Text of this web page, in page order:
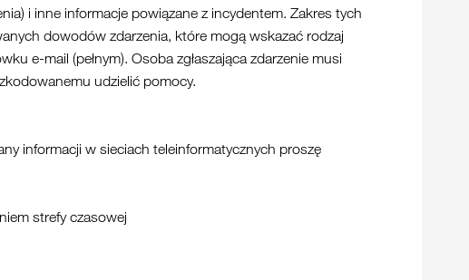
i inne informacje powiązane z incydentem. Zakres tych
dowodów zdarzenia, które mogą wskazać rodzaj
e-mail (pełnym). Osoba zgłaszająca zdarzenie musi
udzielić pomocy.
informacji w sieciach teleinformatycznych proszę
strefy czasowej